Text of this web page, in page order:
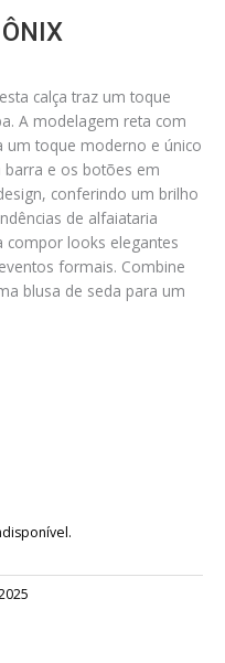
calça traz um toque
A modelagem reta com
um toque moderno e único
barra e os botões em
conferindo um brilho
de alfaiataria
compor looks elegantes
formais. Combine
blusa de seda para um